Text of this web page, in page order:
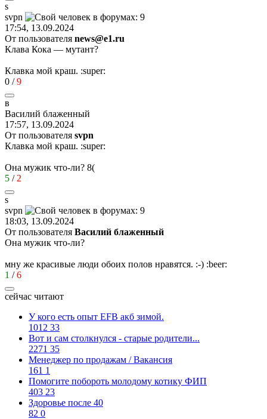
s
svpn
17:54, 13.09.2024
От пользователя news@e1.ru
Клава Кока — мутант?
Клавка мой краш. :super:
0 /9
в
Василий блаженный
17:57, 13.09.2024
От пользователя svpn
Клавка мой краш. :super:
Она мужик что-ли? 8(
5 / 2
s
svpn
18:03, 13.09.2024
От пользователя Василий блаженный
Она мужик что-ли?
мну же красивые люди обоих полов нравятся. :-) :beer:
1 /6
сейчас читают
У кого есть опыт EFB акб зимой.
1012 33
Вот и сам столкнулся - старые родители...
2271 35
Менеджер по продажам / Вакансия
161 1
Помогите побороть молодому котику ФИП
403 23
Здоровье после 40
82 0